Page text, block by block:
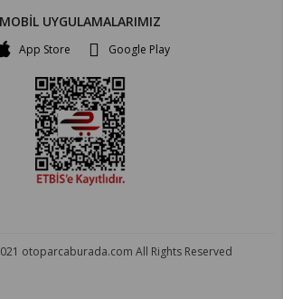
MOBİL UYGULAMALARIMIZ
App Store Google Play
otoparcaburada.com All Rights Reserved